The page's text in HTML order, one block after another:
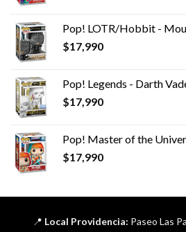
Pop! LOTR/Hobbit -
$17,990
Pop! Legends - Darth
$17,990
Pop! Master of the
$17,990
📍 Local Providencia: Paseo Las